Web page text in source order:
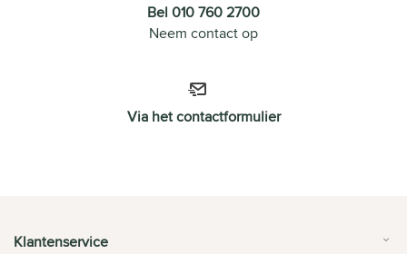
Bel 010 760 2700
Neem contact op
Via het contactformulier
Klantenservice